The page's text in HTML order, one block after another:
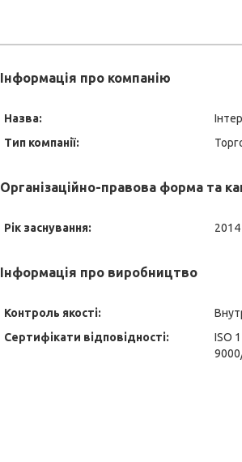
Інформація про компанію
Назва:
Тип компанії:
Організаційно-правова форма та
Рік заснування: 2014
Інформація про виробництво
Контроль якості:
Сертифікати відповідності:
ISO